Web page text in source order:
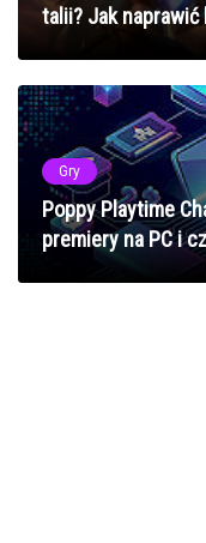
talii? Jak naprawić
Gry
Poppy Playtime
premiery na PC i